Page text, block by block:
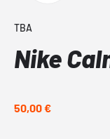
TBA
Nike
50,00 €